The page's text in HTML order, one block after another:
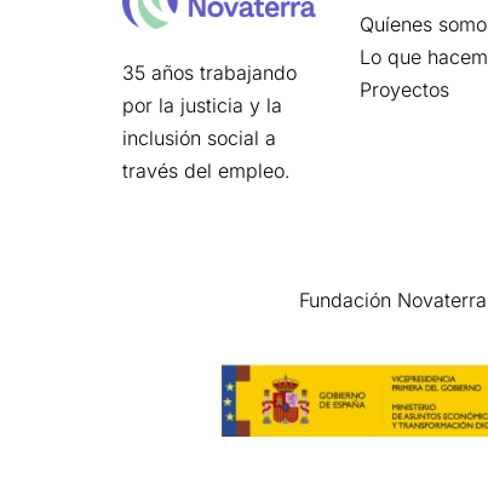
35 años trabajando
por la justicia y la
inclusión social a
través del empleo.
Quíenes
Lo que
Proyectos
Fundación